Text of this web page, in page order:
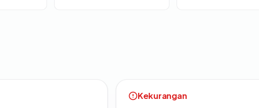
Kekurangan